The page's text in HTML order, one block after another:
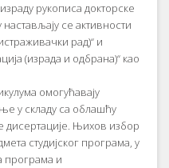
рукописа докторске
се активности
рад)“ и
(израда и одбрана)“ као
омогућавају
у складу са облашћу
дисертације. Њихов избор
студијског програма, у
програма и